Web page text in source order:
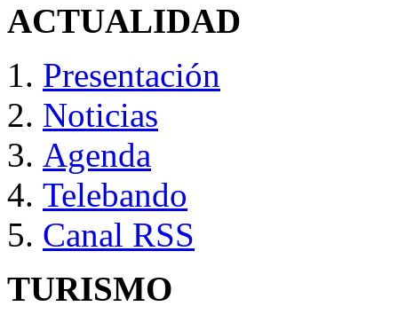
ACTUALIDAD
Presentación
Noticias
Agenda
Telebando
Canal RSS
TURISMO